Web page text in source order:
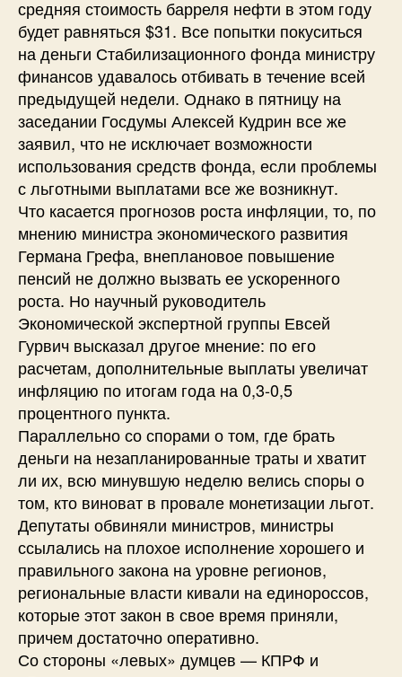
средняя стоимость барреля нефти в этом году
будет равняться $31. Все попытки покуситься
на деньги Стабилизационного фонда министру
финансов удавалось отбивать в течение всей
предыдущей недели. Однако в пятницу на
заседании Госдумы Алексей Кудрин все же
заявил, что не исключает возможности
использования средств фонда, если проблемы
с льготными выплатами все же возникнут.
Что касается прогнозов роста инфляции, то, по
мнению министра экономического развития
Германа Грефа, внеплановое повышение
пенсий не должно вызвать ее ускоренного
роста. Но научный руководитель
Экономической экспертной группы Евсей
Гурвич высказал другое мнение: по его
расчетам, дополнительные выплаты увеличат
инфляцию по итогам года на 0,3-0,5
процентного пункта.
Параллельно со спорами о том, где брать
деньги на незапланированные траты и хватит
ли их, всю минувшую неделю велись споры о
том, кто виноват в провале монетизации льгот.
Депутаты обвиняли министров, министры
ссылались на плохое исполнение хорошего и
правильного закона на уровне регионов,
региональные власти кивали на единороссов,
которые этот закон в свое время приняли,
причем достаточно оперативно.
Со стороны «левых» думцев — КПРФ и